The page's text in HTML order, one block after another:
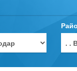
. .